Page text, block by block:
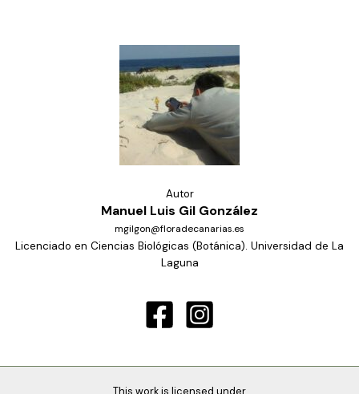
Autor
Manuel Luis Gil González
mgilgon@floradecanarias.es
Licenciado en Ciencias Biológicas (Botánica). Universidad de La
Laguna